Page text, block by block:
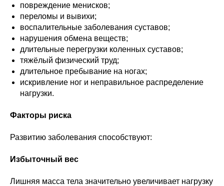
повреждение менисков;
переломы и вывихи;
воспалительные заболевания суставов;
нарушения обмена веществ;
длительные перегрузки коленных суставов;
тяжёлый физический труд;
длительное пребывание на ногах;
искривление ног и неправильное распределение
нагрузки.
Факторы риска
Развитию заболевания способствуют:
Избыточный вес
Лишняя масса тела значительно увеличивает нагрузку